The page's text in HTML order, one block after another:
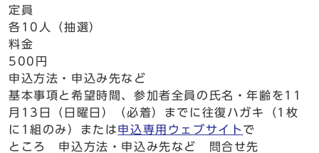
定員
各10人（抽選）
料金
500円
申込方法・申込み先など
基本事項と希望時間、参加者全員の氏名・年齢を11
月13日（日曜日）（必着）までに往復ハガキ（1枚
に1組のみ）または申込専用ウェブサイト で
ところ 申込方法・申込み先など 問合せ先